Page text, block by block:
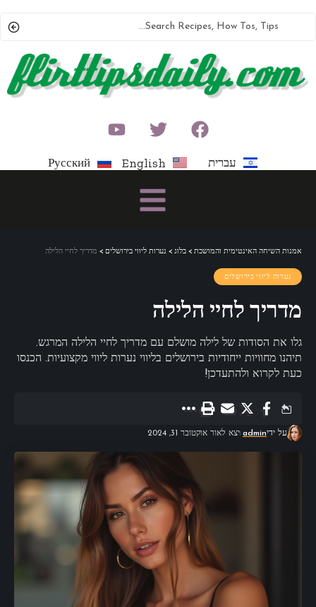
עברית English
Русский
אמנות השיחה האינטימית והמושכת > בלוג > נערות ליווי בירושלים > מדריך לחיי הלילה
נערות ליווי בירושלים
מדריך לחיי הלילה
גלו את הסודות של לילה מושלם עם מדריך לחיי הלילה המרגש.
תיהנו מחוויות ייחודיות בירושלים בליווי נערות ליווי מקצועיות. הכנסו
כעת לקרוא ולהתעדכן!
על ידיadmin יצא לאור אוקטובר 31, 2024